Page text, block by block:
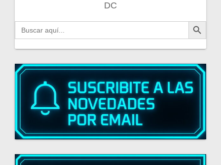
DC
Buscar: Botón de búsqueda